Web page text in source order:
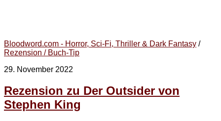
Bloodword.com - Horror, Sci-Fi, Thriller & Dark Fantasy /
Rezension / Buch-Tip
29. November 2022
Rezension zu Der Outsider von
Stephen King